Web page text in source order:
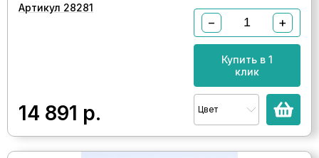
Артикул 28281
14 891 р.
− +
Купить в 1
клик
Цвет